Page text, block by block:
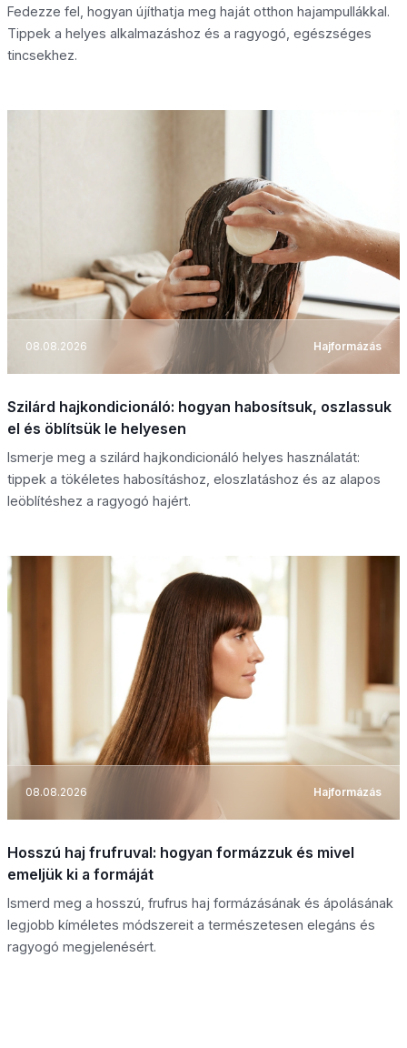
Fedezze fel, hogyan újíthatja meg haját otthon hajampullákkal.
Tippek a helyes alkalmazáshoz és a ragyogó, egészséges
tincsekhez.
08.08.2026 Hajformázás
Szilárd hajkondicionáló: hogyan habosítsuk, oszlassuk
el és öblítsük le helyesen
Ismerje meg a szilárd hajkondicionáló helyes használatát:
tippek a tökéletes habosításhoz, eloszlatáshoz és az alapos
leöblítéshez a ragyogó hajért.
08.08.2026 Hajformázás
Hosszú haj frufruval: hogyan formázzuk és mivel
emeljük ki a formáját
Ismerd meg a hosszú, frufrus haj formázásának és ápolásának
legjobb kíméletes módszereit a természetesen elegáns és
ragyogó megjelenésért.